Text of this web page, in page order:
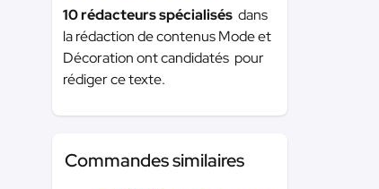
10 rédacteurs spécialisés dans
la rédaction de contenus Mode et
Décoration ont candidatés pour
rédiger ce texte.
Commandes similaires